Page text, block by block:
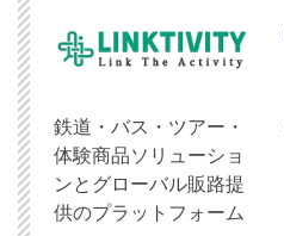
鉄道・バス・ツアー・
体験商品ソリューショ
ンとグローバル販路提
供のプラットフォーム